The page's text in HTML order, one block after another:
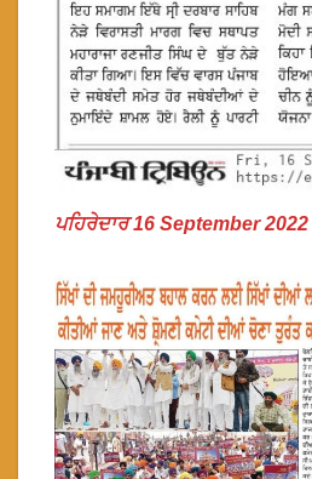
ਪਹਿਰੇਦਾਰ 16 September 2022